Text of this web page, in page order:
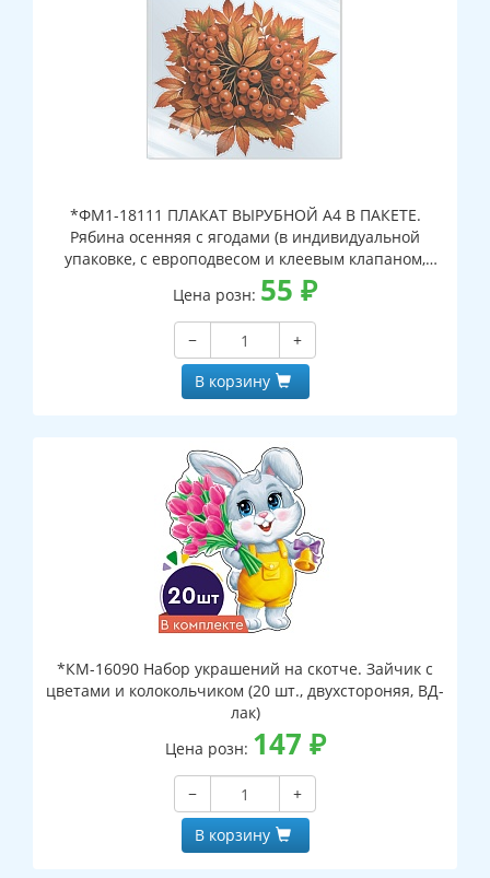
*ФМ1-18111 ПЛАКАТ ВЫРУБНОЙ А4 В ПАКЕТЕ.
Рябина осенняя с ягодами (в индивидуальной
упаковке, с европодвесом и клеевым клапаном,
двухсторонний, ВД-лак)
Цена розн: 55 ₽
−
+
В корзину
*КМ-16090 Набор украшений на скотче. Зайчик с
цветами и колокольчиком (20 шт., двухстороняя, ВД-
лак)
Цена розн: 147 ₽
−
+
В корзину